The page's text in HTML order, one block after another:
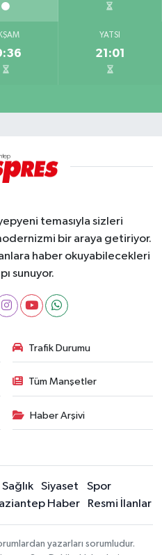
YATSI
21:01
temasıyla sizleri
bir araya getiriyor.
haber okuyabilecekleri
sunuyor.
Trafik Durumu
Tüm Manşetler
Haber Arşivi
Sağlık Siyaset
Spor
Haber Resmi İlanlar
yazarları sorumludur.